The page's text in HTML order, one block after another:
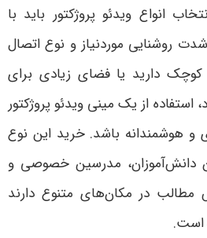
انواع ویدئو پروژکتور باید با
روشنایی موردنیاز و نوع اتصال
دارید یا فضای زیادی برای
استفاده از یک مینی ویدئو پروژکتور
و هوشمندانه باشد. خرید این نوع
دانش‌آموزان، مدرسین خصوصی و
مطالب در مکان‌های متنوع دارند
است.